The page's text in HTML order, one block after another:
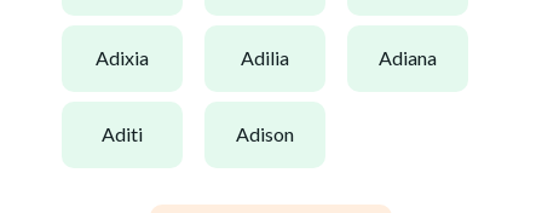
adixia adilia adiana
aditi adison